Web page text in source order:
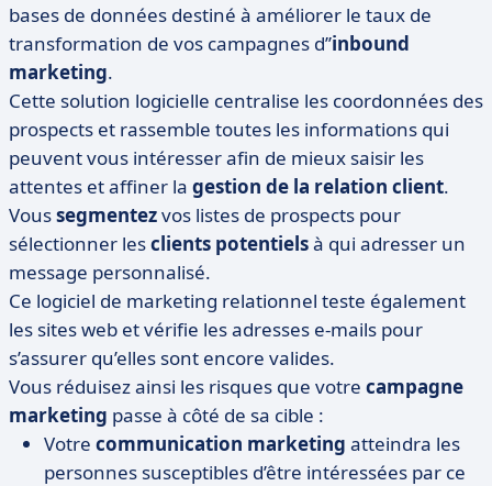
bases de données destiné à améliorer le taux de
transformation de vos campagnes d’’inbound
marketing.
Cette solution logicielle centralise les coordonnées des
prospects et rassemble toutes les informations qui
peuvent vous intéresser afin de mieux saisir les
attentes et affiner la gestion de la relation client.
Voussegmentezvos listes de prospects pour
sélectionner lesclients potentielsà qui adresser un
message personnalisé.
Ce logiciel de marketing relationnel teste également
les sites web et vérifie les adresses e-mails pour
s’assurer qu’elles sont encore valides.
Vous réduisez ainsi les risques que votre campagne
marketing passe à côté de sa cible :
Votre communication marketing atteindra les
personnes susceptibles d’être intéressées par ce